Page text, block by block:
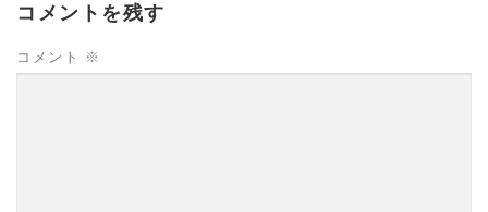
コメントを残す
コメント ※